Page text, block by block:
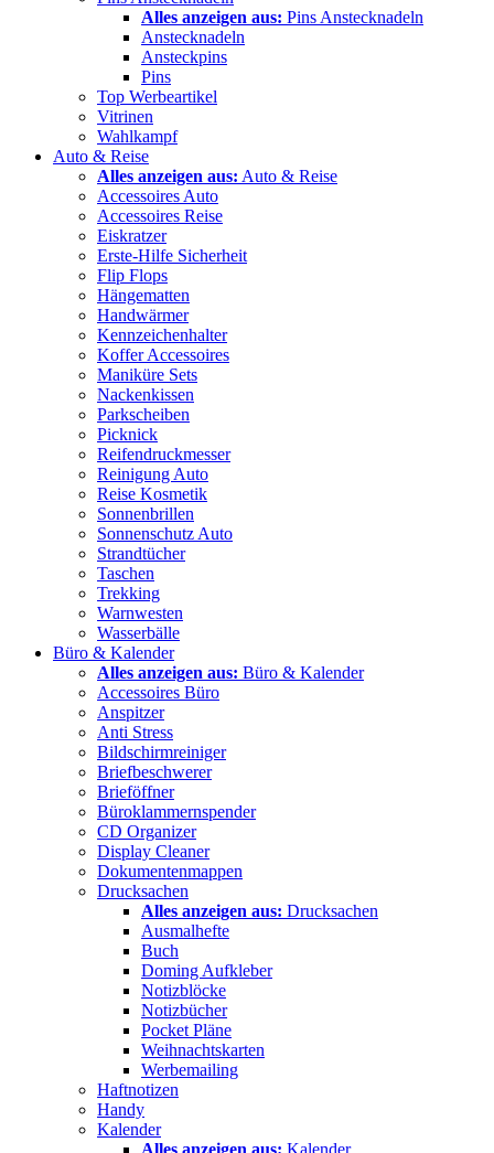
Alles anzeigen aus: Pins Anstecknadeln
Anstecknadeln
Ansteckpins
Pins
Top Werbeartikel
Vitrinen
Wahlkampf
Auto & Reise
Alles anzeigen aus: Auto & Reise
Accessoires Auto
Accessoires Reise
Eiskratzer
Erste-Hilfe Sicherheit
Flip Flops
Hängematten
Handwärmer
Kennzeichenhalter
Koffer Accessoires
Maniküre Sets
Nackenkissen
Parkscheiben
Picknick
Reifendruckmesser
Reinigung Auto
Reise Kosmetik
Sonnenbrillen
Sonnenschutz Auto
Strandtücher
Taschen
Trekking
Warnwesten
Wasserbälle
Büro & Kalender
Alles anzeigen aus: Büro & Kalender
Accessoires Büro
Anspitzer
Anti Stress
Bildschirmreiniger
Briefbeschwerer
Brieföffner
Büroklammernspender
CD Organizer
Display Cleaner
Dokumentenmappen
Drucksachen
Alles anzeigen aus: Drucksachen
Ausmalhefte
Buch
Doming Aufkleber
Notizblöcke
Notizbücher
Pocket Pläne
Weihnachtskarten
Werbemailing
Haftnotizen
Handy
Kalender
Alles anzeigen aus: Kalender